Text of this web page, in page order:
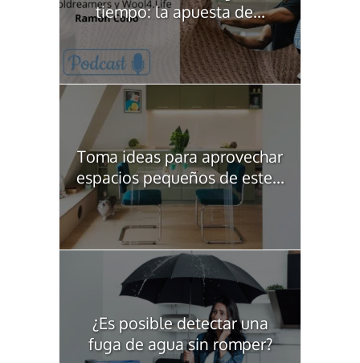
tiempo: la apuesta de...
Toma ideas para aprovechar
espacios pequeños de este...
¿Es posible detectar una
fuga de agua sin romper?